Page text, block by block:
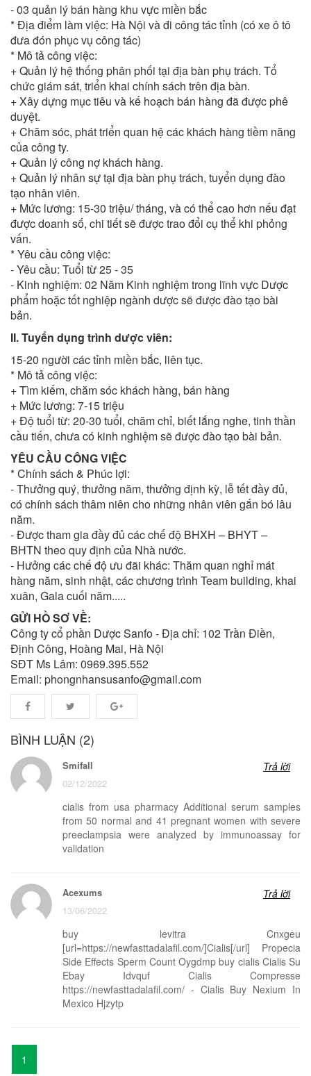
- 03 quản lý bán hàng khu vực miền bắc
* Địa điểm làm việc: Hà Nội và đi công tác tỉnh (có xe ô tô
đưa đón phục vụ công tác)
* Mô tả công việc:
+ Quản lý hệ thống phân phối tại địa bàn phụ trách. Tổ
chức giám sát, triển khai chính sách trên địa bàn.
+ Xây dựng mục tiêu và kế hoạch bán hàng đã được phê
duyệt.
+ Chăm sóc, phát triển quan hệ các khách hàng tiềm năng
của công ty.
+ Quản lý công nợ khách hàng.
+ Quản lý nhân sự tại địa bàn phụ trách, tuyển dụng đào
tạo nhân viên.
+ Mức lương: 15-30 triệu/ tháng, và có thể cao hơn nếu đạt
được doanh số, chi tiết sẽ được trao đổi cụ thể khi phỏng
vấn.
* Yêu cầu công việc:
- Yêu cầu: Tuổi từ 25 - 35
- Kinh nghiệm: 02 Năm Kinh nghiệm trong lĩnh vực Dược
phẩm hoặc tốt nghiệp ngành dược sẽ được đào tạo bài
bản.
II. Tuyển dụng trình dược viên:
15-20 người các tỉnh miền bắc, liên tục.
* Mô tả công việc:
+ Tìm kiếm, chăm sóc khách hàng, bán hàng
+ Mức lương: 7-15 triệu
+ Độ tuổi từ: 20-30 tuổi, chăm chỉ, biết lắng nghe, tinh thần
cầu tiến, chưa có kinh nghiệm sẽ được đào tạo bài bản.
YÊU CẦU CÔNG VIỆC
* Chính sách & Phúc lợi:
- Thưởng quý, thưởng năm, thưởng định kỳ, lễ tết đầy đủ,
có chính sách thâm niên cho những nhân viên gắn bó lâu
năm.
- Được tham gia đầy đủ các chế độ BHXH – BHYT –
BHTN theo quy định của Nhà nước.
- Hưởng các chế độ ưu đãi khác: Thăm quan nghỉ mát
hàng năm, sinh nhật, các chương trình Team building, khai
xuân, Gala cuối năm.....
GỬI HỒ SƠ VỀ:
Công ty cổ phần Dược Sanfo - Địa chỉ: 102 Trần Điền,
Định Công, Hoàng Mai, Hà Nội
SĐT Ms Lâm: 0969.395.552
Email: phongnhansusanfo@gmail.com
BÌNH LUẬN (2)
Smifall
02/12/2022
Trả lời
cialis from usa pharmacy Additional serum samples
from 50 normal and 41 pregnant women with severe
preeclampsia were analyzed by immunoassay for
validation
Acexums
13/06/2022
Trả lời
buy levitra Cnxgeu
[url=https://newfasttadalafil.com/]Cialis[/url] Propecia
Side Effects Sperm Count Oygdmp buy cialis Cialis Su
Ebay Idvquf Cialis Compresse
https://newfasttadalafil.com/ - Cialis Buy Nexium In
Mexico Hjzytp
1